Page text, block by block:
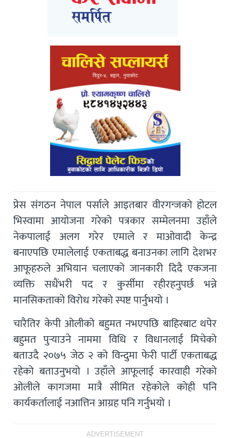
प्रेस संगठन नेपाल पर्साले आइतबार वीरगन्जको होटल
भिस्वामा आयोजना गरेको पत्रकार सम्मेलनमा उहाँले
नेकपालाई अलग गरेर एमाले र माओवादी केन्द्र
बनाएपछि एमालेलाई एकताबद्ध बनाउनका लागि देशभर
आफूहरुले अभियान चलाएको जानकारी दिदै एकजना
व्यक्ति सधैंभरी पद र कुर्सीमा रहीरहनुपर्छ भन्ने
मानसिकताको विरोध गरेको स्पष्ट पार्नुभयो ।
चारैतिर केपी ओलीको बहुमत नभएपछि बाहिरबाट थपेर
बहुमत पुर्‍याउने नाममा विधि र विधानलाई मिचेको
बताउदै २०७५ जेठ २ को विन्दुमा फेरी पार्टी एकताबद्ध
रहेको बताउनुभयो । उहाँले आफूलाई कारवाही गरेको
ओलीले कागजमा मात्रै सीमित रहेकोले कोही पनि
कार्यकर्तालाई नआत्तिन आग्रह पनि गर्नुभयो ।
ADVERTISEMENT